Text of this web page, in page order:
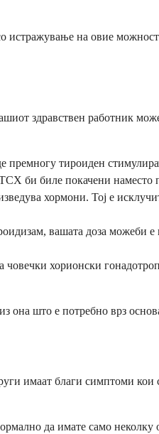
на овие
здравствен работник
премногу тироиден
би биле покачени наместо
хормони. Тој е
вашата доза можеби
човечки хорионски
што е потребно врз
имаат благи симптоми кои
да имате само